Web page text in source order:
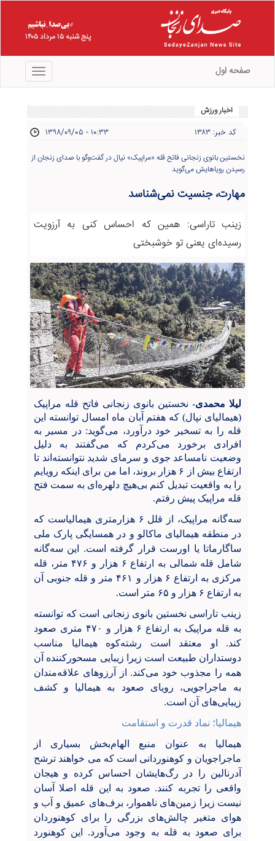
پنج شنبه ۱۵ مرداد ۱۴۰۵
منو صفحه اول
اخبار ورزش
کد خبر: ۱۳۸۳ ۱۳۹۸/۰۹/۰۵ - ۱۰:۳۳
نخستین بانوی زنجانی فاتح قله «مراپیک» نپال در گفت‌وگو با صدای زنجان از
رسیدن رویاهایش می‌گوید
مهارت، جنسیت نمی‌شناسد
زینب تاراسی: همین که احساس کنی به آرزویت
رسیده‌ای یعنی تو خوشبختی
لیلا محمدی- نخستین بانوی زنجانی فاتح قله مراپیک
(هیمالیای نپال) که هفتم آبان ماه امسال توانسته این
قله را به تسخیر خود درآورد، می‌گوید: در مسیر به
افرادی برخورد می‌کردم که می‌گفتند به دلیل
وضعیت نامساعد جوی و سرمای شدید نتوانسته‌اند تا
ارتفاع بیش از ۶ هزار بروند، اما من برای اینکه رویایم
را به واقعیت تبدیل کنم بی‌هیچ دلهره‌ای به سمت فتح
قله مراپیک پیش رفتم.
سه‌گانه مراپیک، از قلل ۶ هزارمتری هیمالیاست که
در منطقه هیمالیای ماکالو و در همسایگی پارک ملی
ساگارماتا یا اورست قرار گرفته است. این سه‌گانه
شامل قله شمالی به ارتفاع ۶ هزار و ۴۷۶ متر، قله
مرکزی به ارتفاع ۶ هزار و ۴۶۱ متر و قله جنوبی آن
به ارتفاع ۶ هزار و ۶۵ متر است.
زینب تاراسی نخستین بانوی زنجانی است که توانسته
به قله مراپیک به ارتفاع ۶ هزار و ۴۷۰ متری صعود
کند. او معتقد است رشته‌کوه هیمالیا مناسب
دوستداران طبیعت است زیرا زیبایی مسحورکننده آن
همه را مجذوب خود می‌کند. از آرزوهای علاقه‌مندان
به ماجراجویی، رویای صعود به هیمالیا و کشف
زیبایی‌های آن است.
هیمالیا؛ نماد قدرت و استقامت
هیمالیا به عنوان منبع الهام‌بخش بسیاری از
ماجراجویان و کوهنوردانی است که می خواهند ترشح
آدرنالین را در رگ‌هایشان احساس کرده و هیجان
واقعی را تجربه کنند. صعود به این قله اصلا آسان
نیست زیرا زمین‌های ناهموار، برف‌های عمیق و آب و
هوای متغیر چالش‌های بزرگی را برای کوهنوردان
برای صعود به قله به وجود می‌آورد. این کوهنورد